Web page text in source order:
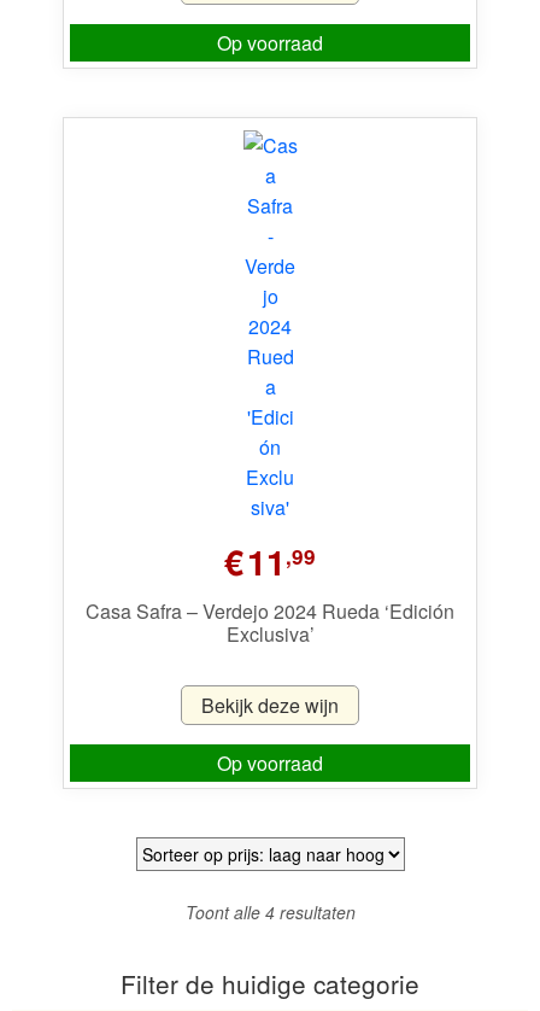
Op voorraad
€11 ,99
Casa Safra – Verdejo 2024 Rueda ‘Edición
Exclusiva’
Bekijk deze wijn
Op voorraad
Toont alle 4 resultatenGesorteerd
laag
Filter de huidige categorie